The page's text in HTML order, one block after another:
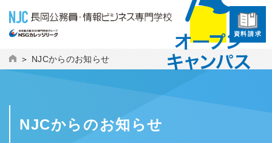
資料請求
NJCからのお知らせ
NJCからのお知らせ